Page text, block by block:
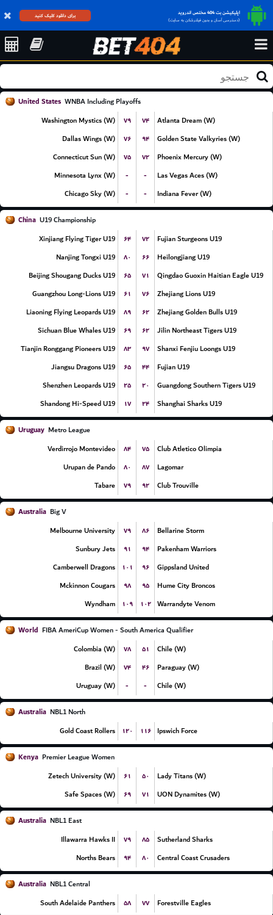
اپلیکیشن بت 404 مختص اندروید
(دسترسی آسان و بدون فیلترشکن به سایت)
برای دانلود کلیک کنید
United States WNBA Including Playoffs
Washington Mystics (W)
۷۹ ۷۴
Atlanta Dream (W)
Dallas Wings (W)
۷۶ ۹۴
Golden State Valkyries (W)
Connecticut Sun (W)
۷۵ ۷۲
Phoenix Mercury (W)
Minnesota Lynx (W)
- -
Las Vegas Aces (W)
Chicago Sky (W)
- - Indiana Fever (W)
China U19 Championship
Xinjiang Flying Tiger U19
۶۴ ۷۲
Fujian Sturgeons U19
Nanjing Tongxi U19
۸۰ ۶۶
Heilongjiang U19
Beijing Shougang Ducks U19
۶۵ ۷۱
Qingdao Guoxin Haitian Eagle U19
Guangzhou Long-Lions U19
۶۱ ۷۶
Zhejiang Lions U19
Liaoning Flying Leopards U19
۸۹ ۶۲
Zhejiang Golden Bulls U19
Sichuan Blue Whales U19
۶۹ ۶۲
Jilin Northeast Tigers U19
Tianjin Ronggang Pioneers U19
۸۳ ۹۷
Shanxi Fenjiu Loongs U19
Jiangsu Dragons U19
۶۵ ۴۴
Fujian U19
Shenzhen Leopards U19
۲۵ ۲۰
Guangdong Southern Tigers U19
Shandong Hi-Speed U19
۱۷ ۲۴ Shanghai Sharks U19
Uruguay Metro League
Verdirrojo Montevideo
۸۴ ۷۵
Club Atletico Olimpia
Urupan de Pando
۸۰ ۸۷
Lagomar
Tabare
۷۹ ۹۲ Club Trouville
Australia Big V
Melbourne University
۷۹ ۸۶
Bellarine Storm
Sunbury Jets
۹۱ ۹۴
Pakenham Warriors
Camberwell Dragons
۱۰۱ ۹۶
Gippsland United
Mckinnon Cougars
۹۸ ۹۵
Hume City Broncos
Wyndham
۱۰۹ ۱۰۲ Warrandyte Venom
World FIBA AmeriCup Women - South America Qualifier
Colombia (W)
۷۸ ۵۱
Chile (W)
Brazil (W)
۷۴ ۴۶
Paraguay (W)
Uruguay (W)
- - Chile (W)
Australia NBL1 North
Gold Coast Rollers
۱۲۰ ۱۱۶ Ipswich Force
Kenya Premier League Women
Zetech University (W)
۶۱ ۵۰
Lady Titans (W)
Safe Spaces (W)
۶۹ ۷۱ UON Dynamites (W)
Australia NBL1 East
Illawarra Hawks II
۷۹ ۸۵
Sutherland Sharks
Norths Bears
۹۴ ۸۰ Central Coast Crusaders
Australia NBL1 Central
South Adelaide Panthers
۵۸ ۷۷ Forestville Eagles